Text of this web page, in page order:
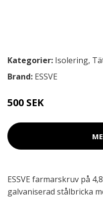
Kategorier: Isolering,
Brand: ESSVE
500 SEK
ESSVE farmarskruv på
galvaniserad stålbricka